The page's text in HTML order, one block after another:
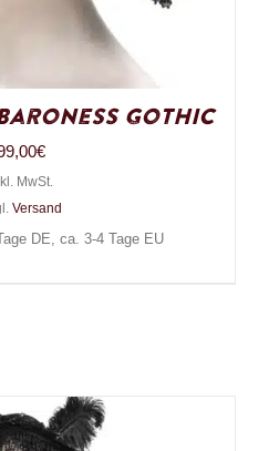
Gothic
€
MwSt.
Versand
DE, ca. 3-4 Tage EU